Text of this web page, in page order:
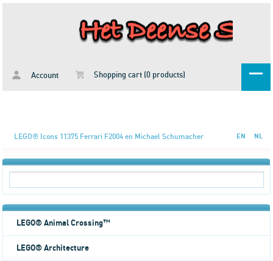
Account Shopping cart (0 products)
LEGO® Icons 11375 Ferrari F2004 en Michael Schumacher EN NL
LEGO® Animal Crossing™
LEGO® Architecture